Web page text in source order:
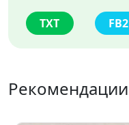
TXT FB2
Рекомендации